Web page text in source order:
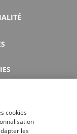
cookies
les